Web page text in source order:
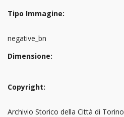
Tipo Immagine:
negative_bn
Dimensione:
Copyright:
Archivio Storico della Città di Torino